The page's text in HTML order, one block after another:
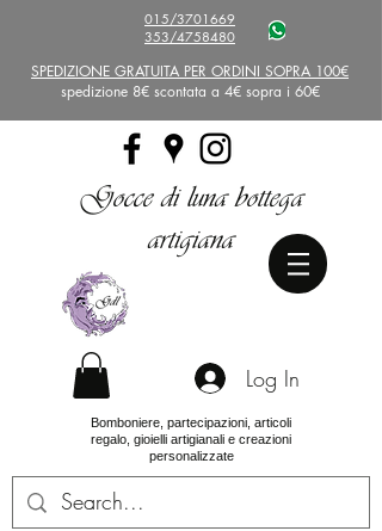
015/3701669
353/4758480
SPEDIZIONE GRATUITA PER ORDINI SOPRA 100€
spedizione 8€ scontata a 4€ sopra i 60€
Gocce di luna bottega
artigiana
Log In
Bomboniere, partecipazioni, articoli
regalo, gioielli artigianali e creazioni
personalizzate